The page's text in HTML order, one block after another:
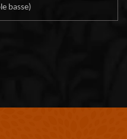
basse)